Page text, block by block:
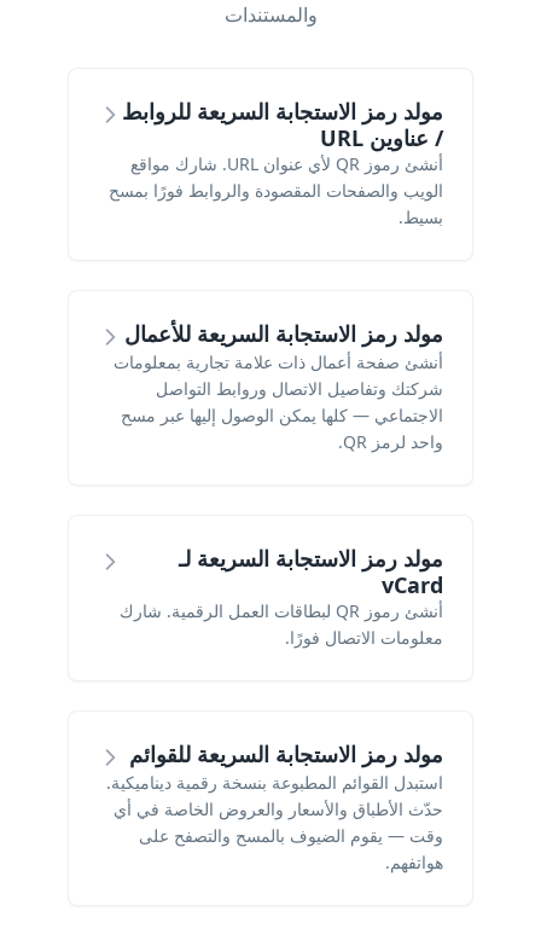
والمستندات
مولد رمز الاستجابة السريعة للروابط
/ عناوين URL
أنشئ رموز QR لأي عنوان URL. شارك مواقع
الويب والصفحات المقصودة والروابط فورًا بمسح
بسيط.
مولد رمز الاستجابة السريعة للأعمال
أنشئ صفحة أعمال ذات علامة تجارية بمعلومات
شركتك وتفاصيل الاتصال وروابط التواصل
الاجتماعي — كلها يمكن الوصول إليها عبر مسح
واحد لرمز QR.
مولد رمز الاستجابة السريعة لـ
vCard
أنشئ رموز QR لبطاقات العمل الرقمية. شارك
معلومات الاتصال فورًا.
مولد رمز الاستجابة السريعة للقوائم
استبدل القوائم المطبوعة بنسخة رقمية ديناميكية.
حدّث الأطباق والأسعار والعروض الخاصة في أي
وقت — يقوم الضيوف بالمسح والتصفح على
هواتفهم.